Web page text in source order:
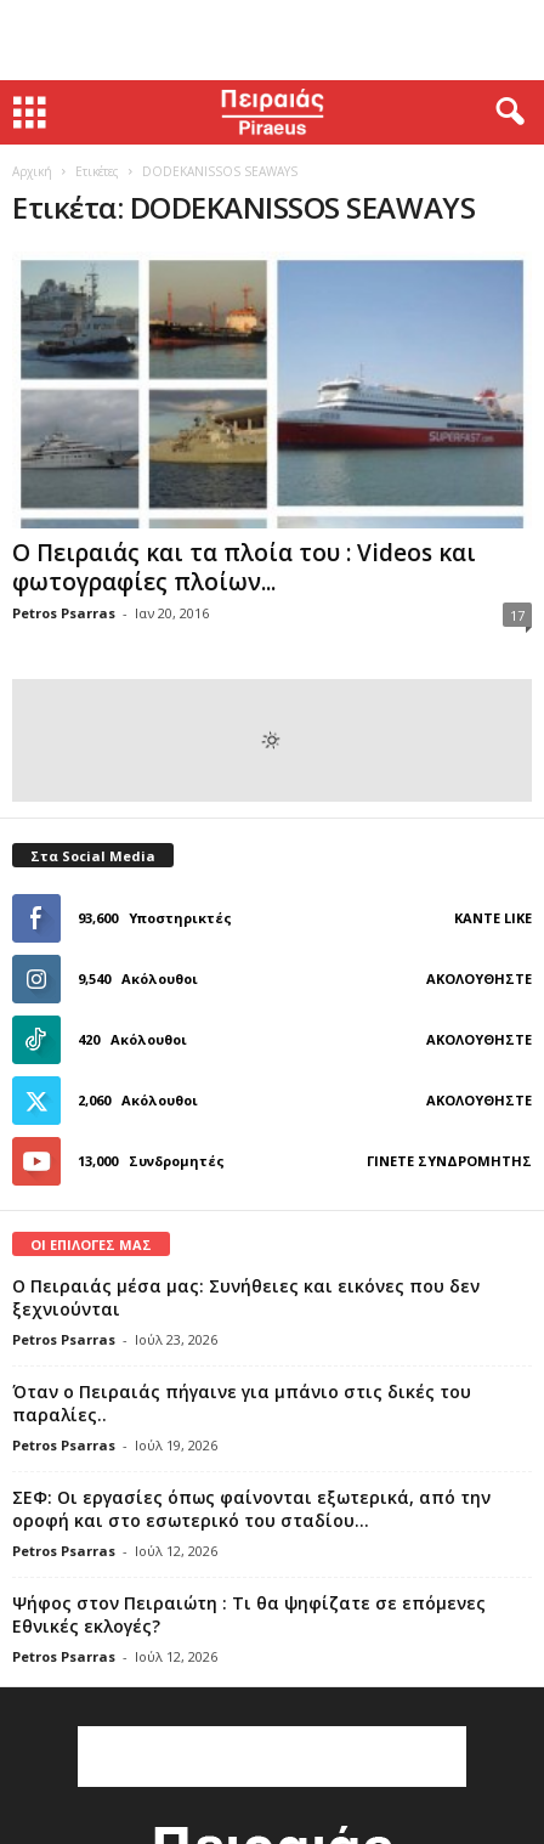
Αρχική Ετικέτες DODEKANISSOS SEAWAYS
Ετικέτα: DODEKANISSOS SEAWAYS
Ο Πειραιάς και τα πλοία του : Videos και
φωτογραφίες πλοίων...
Petros Psarras - Ιαν 20, 2016 17
Στα Social Media
93,600 Υποστηρικτές ΚΆΝΤΕ LIKE
9,540 Ακόλουθοι ΑΚΟΛΟΥΘΉΣΤΕ
420 Ακόλουθοι ΑΚΟΛΟΥΘΉΣΤΕ
2,060 Ακόλουθοι ΑΚΟΛΟΥΘΉΣΤΕ
13,000 Συνδρομητές ΓΊΝΕΤΕ ΣΥΝΔΡΟΜΗΤΉΣ
ΟΙ ΕΠΙΛΟΓΕΣ ΜΑΣ
Ο Πειραιάς μέσα μας: Συνήθειες και εικόνες που δεν
ξεχνιούνται
Petros Psarras - Ιούλ 23, 2026
Όταν ο Πειραιάς πήγαινε για μπάνιο στις δικές του
παραλίες..
Petros Psarras - Ιούλ 19, 2026
ΣΕΦ: Οι εργασίες όπως φαίνονται εξωτερικά, από την
οροφή και στο εσωτερικό του σταδίου...
Petros Psarras - Ιούλ 12, 2026
Ψήφος στον Πειραιώτη : Τι θα ψηφίζατε σε επόμενες
Εθνικές εκλογές?
Petros Psarras - Ιούλ 12, 2026